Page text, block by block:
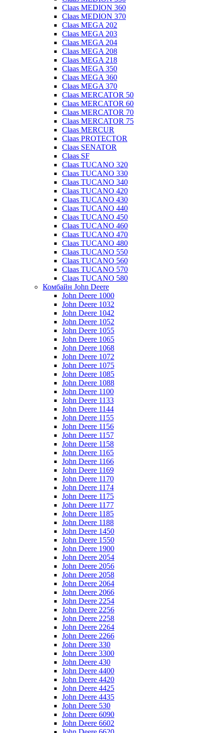
Claas MEDION 360
Claas MEDION 370
Claas MEGA 202
Claas MEGA 203
Claas MEGA 204
Claas MEGA 208
Claas MEGA 218
Claas MEGA 350
Claas MEGA 360
Claas MEGA 370
Claas MERCATOR 50
Claas MERCATOR 60
Claas MERCATOR 70
Claas MERCATOR 75
Claas MERCUR
Claas PROTECTOR
Claas SENATOR
Claas SF
Claas TUCANO 320
Claas TUCANO 330
Claas TUCANO 340
Claas TUCANO 420
Claas TUCANO 430
Claas TUCANO 440
Claas TUCANO 450
Claas TUCANO 460
Claas TUCANO 470
Claas TUCANO 480
Claas TUCANO 550
Claas TUCANO 560
Claas TUCANO 570
Claas TUCANO 580
Комбайн John Deere
John Deere 1000
John Deere 1032
John Deere 1042
John Deere 1052
John Deere 1055
John Deere 1065
John Deere 1068
John Deere 1072
John Deere 1075
John Deere 1085
John Deere 1088
John Deere 1100
John Deere 1133
John Deere 1144
John Deere 1155
John Deere 1156
John Deere 1157
John Deere 1158
John Deere 1165
John Deere 1166
John Deere 1169
John Deere 1170
John Deere 1174
John Deere 1175
John Deere 1177
John Deere 1185
John Deere 1188
John Deere 1450
John Deere 1550
John Deere 1900
John Deere 2054
John Deere 2056
John Deere 2058
John Deere 2064
John Deere 2066
John Deere 2254
John Deere 2256
John Deere 2258
John Deere 2264
John Deere 2266
John Deere 330
John Deere 3300
John Deere 430
John Deere 4400
John Deere 4420
John Deere 4425
John Deere 4435
John Deere 530
John Deere 6090
John Deere 6602